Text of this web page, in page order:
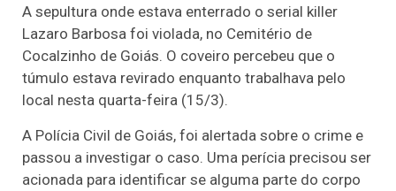
A sepultura onde estava enterrado o serial killer
Lazaro Barbosa foi violada, no Cemitério de
Cocalzinho de Goiás. O coveiro percebeu que o
túmulo estava revirado enquanto trabalhava pelo
local nesta quarta-feira (15/3).
A Polícia Civil de Goiás, foi alertada sobre o crime e
passou a investigar o caso. Uma perícia precisou ser
acionada para identificar se alguma parte do corpo